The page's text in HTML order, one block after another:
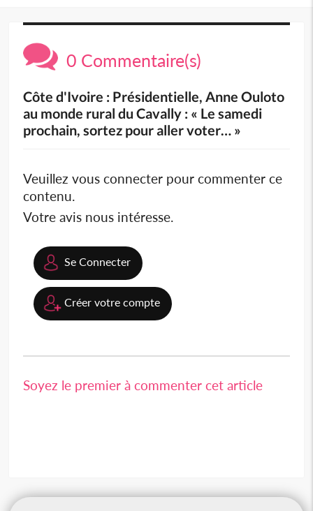
0 Commentaire(s)
Côte d'Ivoire : Présidentielle, Anne Ouloto
au monde rural du Cavally : « Le samedi
prochain, sortez pour aller voter… »
Veuillez vous connecter pour commenter ce
contenu.
Votre avis nous intéresse.
Se Connecter
Créer votre compte
Soyez le premier à commenter cet article